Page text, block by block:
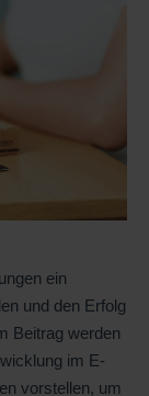
ein
und den Erfolg
Beitrag werden
im E-
vorstellen, um